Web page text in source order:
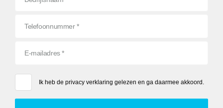
Ik heb de privacy verklaring gelezen en ga daarmee akkoord.